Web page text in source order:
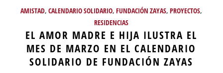
AMISTAD,CALENDARIO SOLIDARIO,FUNDACIÓN ZAYAS,PROYECTOS,
RESIDENCIAS
EL AMOR MADRE E HIJA ILUSTRA EL
MES DE MARZO EN EL CALENDARIO
SOLIDARIO DE FUNDACIÓN ZAYAS